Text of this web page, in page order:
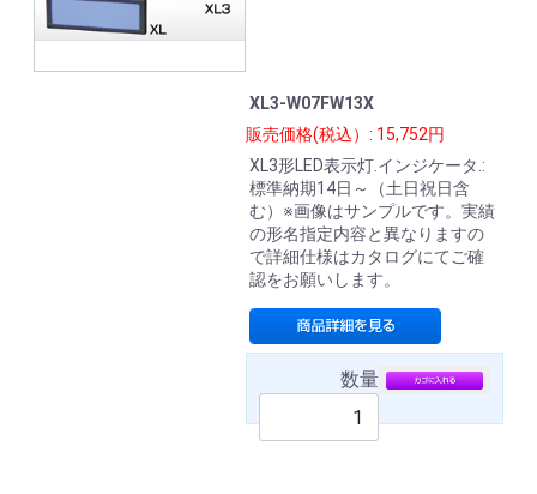
XL3-W07FW13X
販売価格(税込）: 15,752円
XL3形LED表示灯.インジケータ.:
標準納期14日～（土日祝日含
む）※画像はサンプルです。実績
の形名指定内容と異なりますの
で詳細仕様はカタログにてご確
認をお願いします。
数量